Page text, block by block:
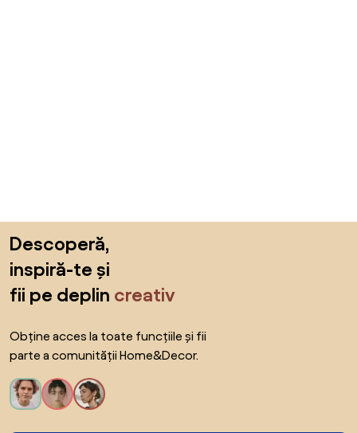
Descoperă,
inspiră-te și
fii pe deplin creativ
Obține acces la toate funcțiile și fii
parte a comunității Home&Decor.